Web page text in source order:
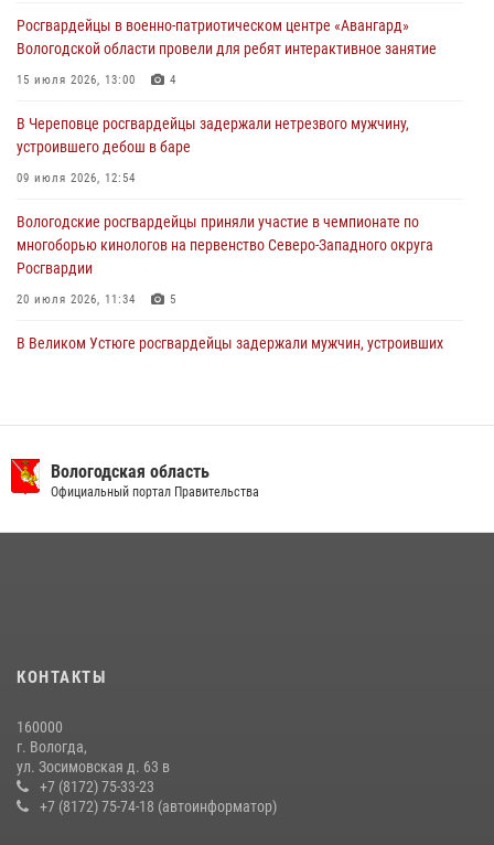
31 июля 2026, 06:43
В Вологде стартовал Чемпионат Северо-Западного округа
29 июля 2026, 13:20
Росгвардейцы в военно-патриотическом центре «Авангард»
Вологодской области провели для ребят интерактивное занятие
15 июля 2026, 13:00 4
В Череповце росгвардейцы задержали нетрезвого мужчину,
устроившего дебош в баре
09 июля 2026, 12:54
Вологодские росгвардейцы приняли участие в чемпионате по
многоборью кинологов на первенство Северо-Западного округа
Росгвардии
20 июля 2026, 11:34 5
В Великом Устюге росгвардейцы задержали мужчин, устроивших
задержали сотрудники вневедомственной охраны Росгвардии за
минувшую неделю
взаимодействие по профилактике мошенничеств
В ВОЛОГДЕ РОСГВАРДЕЙЦЫ ЗАДЕРЖАЛИ МУЖЧИНУ,
ОТКАЗЫВАВШЕГОСЯ ОСВОБОДИТЬ НОМЕР В ГОСТИНИЦЕ
24 июля 2026, 07:32
Вологодская область
Официальный портал Правительства
КОНТАКТЫ
160000
г. Вологда,
ул. Зосимовская д. 63 в
+7 (8172) 75-33-23
+7 (8172) 75-74-18 (автоинформатор)